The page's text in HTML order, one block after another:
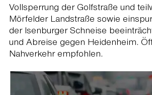
Vollsperrung der Golfstraße und
Mörfelder Landstraße sowie
der Isenburger Schneise
und Abreise gegen Heidenheim.
Nahverkehr empfohlen.